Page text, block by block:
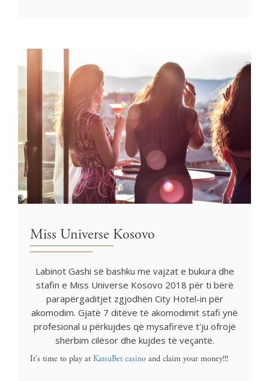
Miss Universe Kosovo
Labinot Gashi së bashku me vajzat e bukura dhe
stafin e Miss Universe Kosovo 2018 për ti bërë
parapërgaditjet zgjodhën City Hotel-in për
akomodim. Gjatë 7 ditëve të akomodimit stafi ynë
profesional u përkujdes që mysafirëve t'ju ofrojë
shërbim cilësor dhe kujdes të veçantë.
It's time to play at KatsuBet casino and claim your money!!!